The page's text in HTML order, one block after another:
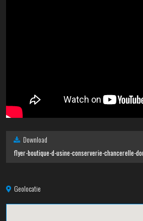
Download
flyer-boutique-d-usine-conserverie-chancerelle-
Geolocatie